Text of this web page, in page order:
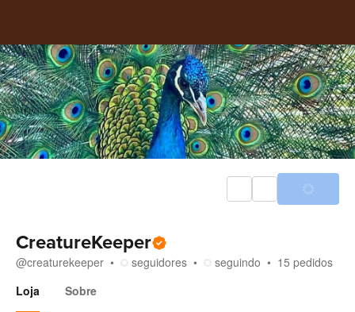
CreatureKeeper
@creaturekeeper seguidores seguindo 15 pedidos
Loja
Sobre